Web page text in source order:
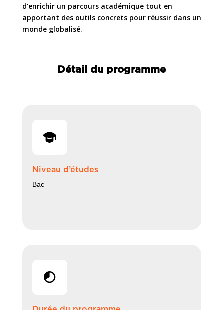
d’enrichir un parcours académique tout en
apportant des outils concrets pour réussir dans un
monde globalisé.
Détail du programme
Niveau d’études
Bac